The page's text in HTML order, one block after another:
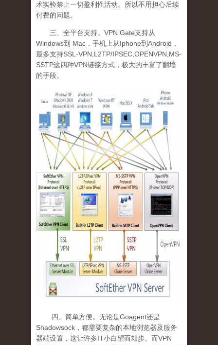
术实验禁止一切盈利性活动。所以不用担心后续
付费的问题。
三、全平台支持。 VPN Gate支持从
Windows到 Mac ，手机上从Iphone到 Android ，
最多支持SSL-VPN,L2TP/IPSEC,OPENVPN,MS-
SSTP这四种VPN链接方式，极大的丰富了翻墙
的手段。
四、简单方便。无论是Goagent还是
Shadowsock ，都需要复杂的本地浏览器及服务
器端设置，这让许多IT小白望而却步。而VPN